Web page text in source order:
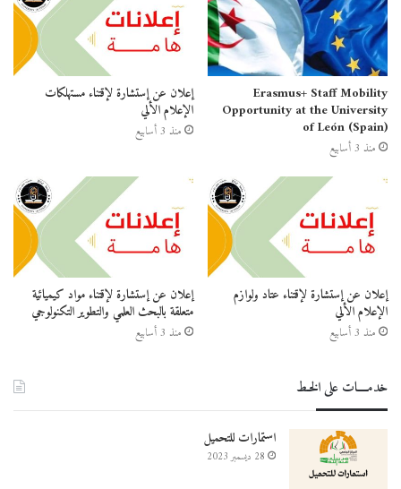
برنامج لجنة الخدمات الإجتماعية لسنة 2024
Erasmus+ Staff Mobility
Opportunity at the University
of León (Spain)
منذ 3 أسابيع
إعلان عن إستشارة لإقتناء مستهلكات
الإعلام الألي
منذ 3 أسابيع
إعلان عن إستشارة لإقتناء عتاد ولوازم
الإعلام الألي
منذ 3 أسابيع
إعلان عن إستشارة لإقتناء مواد كيميائية
متعلقة بالبحث العلمي والتطوير التكنولوجي
منذ 3 أسابيع
خدمــــات على الخـط
استمارات للتحميل
28 ديسمبر 2023